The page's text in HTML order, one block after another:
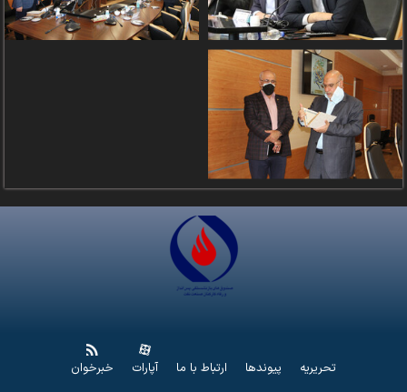
تحریریه پیوندها ارتباط با ما آپارات خبرخوان